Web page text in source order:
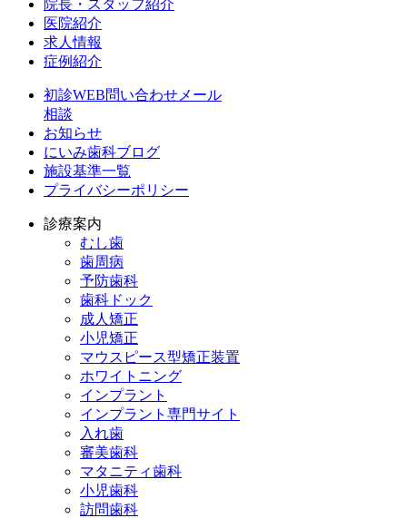
院長・スタッフ紹介
医院紹介
求人情報
症例紹介
初診WEB問い合わせメール
相談
お知らせ
にいみ歯科ブログ
施設基準一覧
プライバシーポリシー
診療案内
むし歯
歯周病
予防歯科
歯科ドック
成人矯正
小児矯正
マウスピース型矯正装置
ホワイトニング
インプラント
インプラント専門サイト
入れ歯
審美歯科
マタニティ歯科
小児歯科
訪問歯科